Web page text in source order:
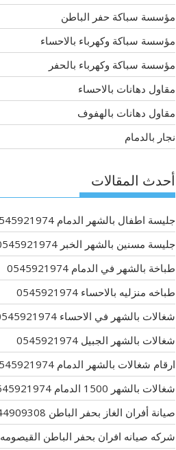
مؤسسة سباكة حفر الباطن
مؤسسة سباكة وكهرباء بالاحساء
مؤسسة سباكة وكهرباء بالحفر
مقاول دهانات بالاحساء
مقاول دهانات بالهفوف
نجار بالدمام
أحدث المقالات
جليسة اطفال بالشهر الدمام 0545921974
جليسة مسنين بالشهر الخبر 0545921974
طباخة بالشهر في الدمام 0545921974
طباخه منزليه بالاحساء 0545921974
شغالات بالشهر في الاحساء 0545921974
شغالات بالشهر الجبيل 0545921974
ارقام شغالات بالشهر الدمام 0545921974
شغالات بالشهر 1500 الدمام 0545921974
صيانة أفران الغاز بحفر الباطن 0544909308
شركه صيانه افران بحفر الباطن القيصومه 0544909308